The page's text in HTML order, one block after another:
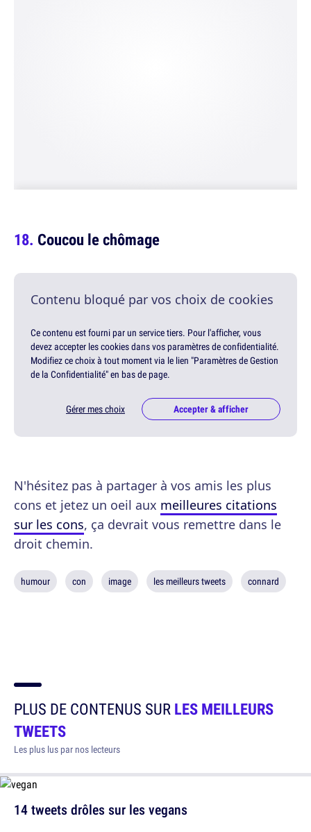
Coucou le chômage
Contenu bloqué par vos choix de cookies
Ce contenu est fourni par un service tiers. Pour l'afficher, vous
devez accepter les cookies dans vos paramètres de confidentialité.
Modifiez ce choix à tout moment via le lien "Paramètres de Gestion
de la Confidentialité" en bas de page.
Gérer mes choix Accepter & afficher
N'hésitez pas à partager à vos amis les plus
cons et jetez un oeil aux meilleures citations
sur les cons, ça devrait vous remettre dans le
droit chemin.
humour con image les meilleurs tweets connard
PLUS DE CONTENUS SURLES MEILLEURS
TWEETS
Les plus lus par nos lecteurs
14 tweets drôles sur les vegans